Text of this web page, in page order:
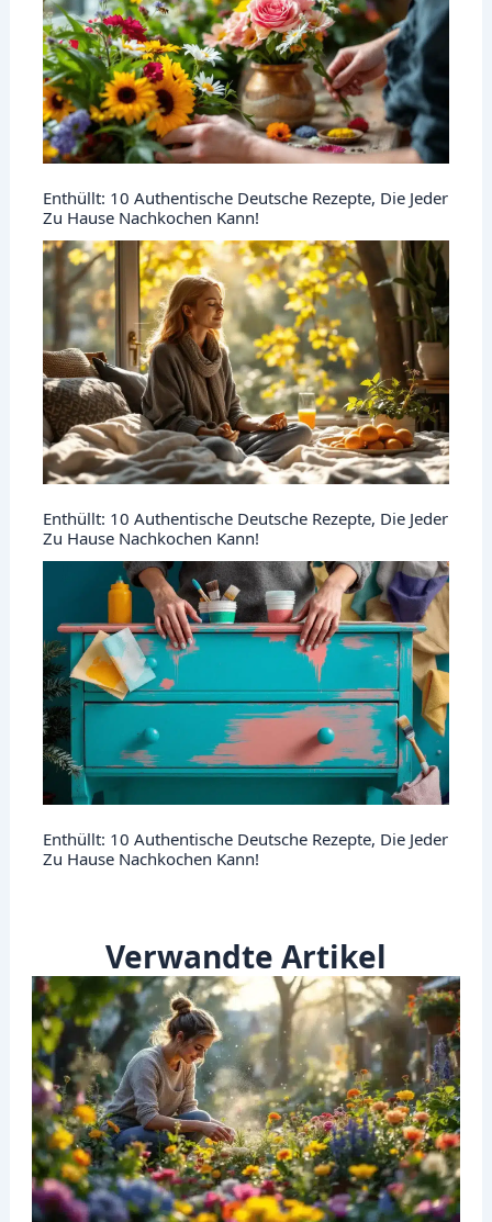
Enthüllt: 10 Authentische Deutsche Rezepte, Die Jeder
Zu Hause Nachkochen Kann!
Enthüllt: 10 Authentische Deutsche Rezepte, Die Jeder
Zu Hause Nachkochen Kann!
Enthüllt: 10 Authentische Deutsche Rezepte, Die Jeder
Zu Hause Nachkochen Kann!
Verwandte Artikel